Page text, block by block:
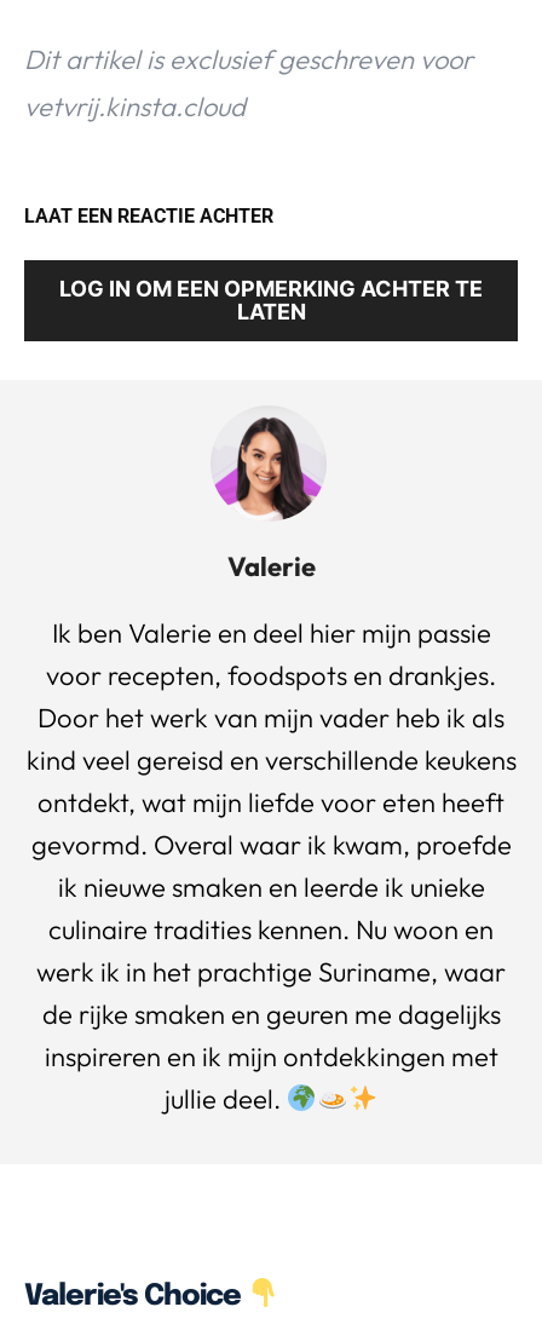
Dit artikel is exclusief geschreven voor
vetvrij.kinsta.cloud
LAAT EEN REACTIE ACHTER
LOG IN OM EEN OPMERKING ACHTER TE
LATEN
Valerie
Ik ben Valerie en deel hier mijn passie
voor recepten, foodspots en drankjes.
Door het werk van mijn vader heb ik als
kind veel gereisd en verschillende keukens
ontdekt, wat mijn liefde voor eten heeft
gevormd. Overal waar ik kwam, proefde
ik nieuwe smaken en leerde ik unieke
culinaire tradities kennen. Nu woon en
werk ik in het prachtige Suriname, waar
de rijke smaken en geuren me dagelijks
inspireren en ik mijn ontdekkingen met
jullie deel.
Valerie's Choice